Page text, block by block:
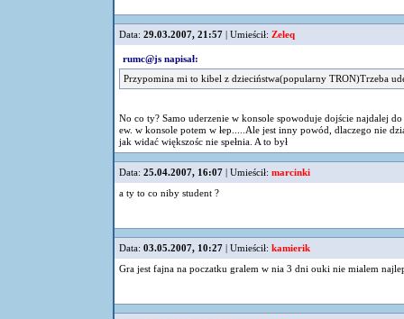
Data: 29.03.2007, 21:57 | Umieścił: Zeleq
rumc@js napisał:
Przypomina mi to kibel z dzieciństwa(popularny TRON)Trzeba
No co ty? Samo uderzenie w konsole spowoduje dojście najdalej
ew. w konsole potem w łep.....Ale jest inny powód, dlaczego nie
jak widać większośc nie spełnia. A to był
Data: 25.04.2007, 16:07 | Umieścił: marcinki
a ty to co niby student ?
Data: 03.05.2007, 10:27 | Umieścił: kamierik
Gra jest fajna na poczatku gralem w nia 3 dni ouki nie mialem